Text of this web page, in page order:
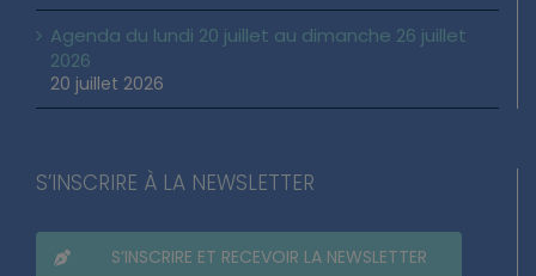
Agenda du lundi 20 juillet au dimanche 26 juillet
2026
20 juillet 2026
S’INSCRIRE À LA NEWSLETTER
S’INSCRIRE ET RECEVOIR LA NEWSLETTER